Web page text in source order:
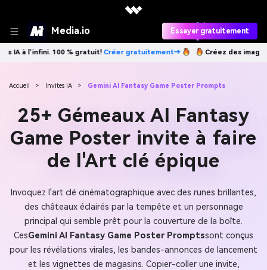
Media.io Essayer gratuitement
gratuitement→ Créez des images IA à l’infini. 100 % gratuit!
Accueil > Invites IA > Gemini AI Fantasy Game Poster Prompts
25+ Gémeaux AI Fantasy
Game Poster invite à faire
de l'Art clé épique
Invoquez l'art clé cinématographique avec des runes brillantes,
des châteaux éclairés par la tempête et un personnage
principal qui semble prêt pour la couverture de la boîte.
CesGemini AI Fantasy Game Poster Promptssont conçus
pour les révélations virales, les bandes-annonces de lancement
et les vignettes de magasins. Copier-coller une invite,